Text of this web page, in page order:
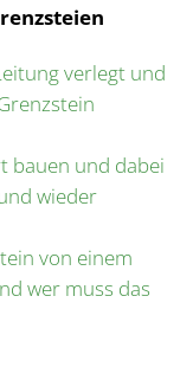
verlegt und
bauen und dabei
wieder
von einem
wer muss das